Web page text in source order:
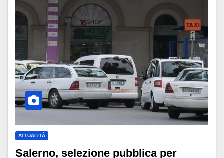
ATTUALITÀ
Salerno, selezione pubblica per